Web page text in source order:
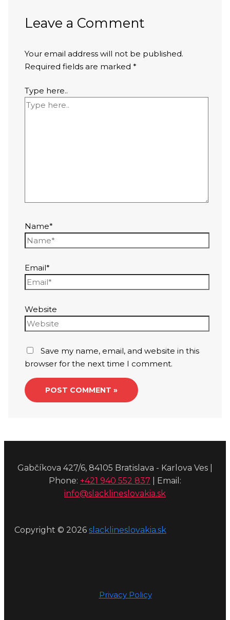
Leave a Comment
Your email address will not be published.
Required fields are marked*
Type here..
Name*
Email*
Website
Save my name, email, and website in this
browser for the next time I comment.
Gabčíkova 427/6, 84105 Bratislava - Karlova Ves |
Phone: +421 940 552 837 | Email:
info@slacklineslovakia.sk
Copyright © 2026 slacklineslovakia.sk
Privacy Policy